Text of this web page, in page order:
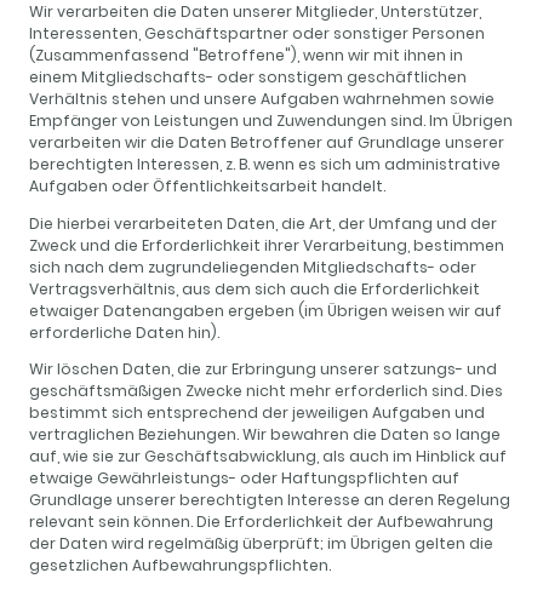
Wir verarbeiten die Daten unserer Mitglieder, Unterstützer,
Interessenten, Geschäftspartner oder sonstiger Personen
(Zusammenfassend "Betroffene"), wenn wir mit ihnen in
einem Mitgliedschafts- oder sonstigem geschäftlichen
Verhältnis stehen und unsere Aufgaben wahrnehmen sowie
Empfänger von Leistungen und Zuwendungen sind. Im Übrigen
verarbeiten wir die Daten Betroffener auf Grundlage unserer
berechtigten Interessen, z. B. wenn es sich um administrative
Aufgaben oder Öffentlichkeitsarbeit handelt.
Die hierbei verarbeiteten Daten, die Art, der Umfang und der
Zweck und die Erforderlichkeit ihrer Verarbeitung, bestimmen
sich nach dem zugrundeliegenden Mitgliedschafts- oder
Vertragsverhältnis, aus dem sich auch die Erforderlichkeit
etwaiger Datenangaben ergeben (im Übrigen weisen wir auf
erforderliche Daten hin).
Wir löschen Daten, die zur Erbringung unserer satzungs- und
geschäftsmäßigen Zwecke nicht mehr erforderlich sind. Dies
bestimmt sich entsprechend der jeweiligen Aufgaben und
vertraglichen Beziehungen. Wir bewahren die Daten so lange
auf, wie sie zur Geschäftsabwicklung, als auch im Hinblick auf
etwaige Gewährleistungs- oder Haftungspflichten auf
Grundlage unserer berechtigten Interesse an deren Regelung
relevant sein können. Die Erforderlichkeit der Aufbewahrung
der Daten wird regelmäßig überprüft; im Übrigen gelten die
gesetzlichen Aufbewahrungspflichten.